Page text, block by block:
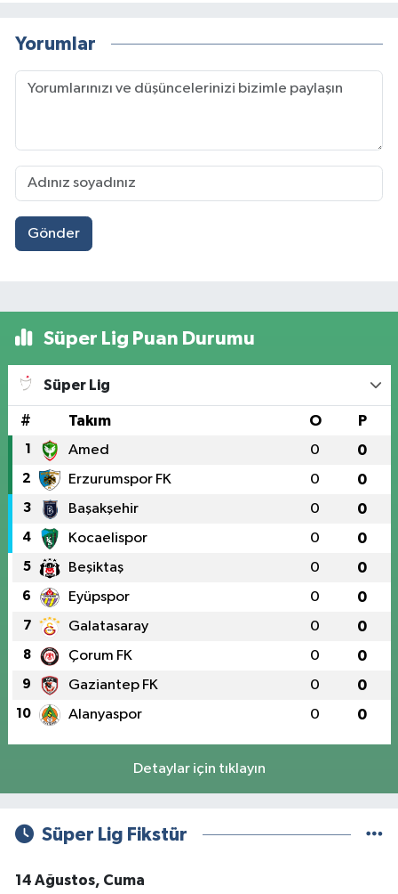
Yorumlar
Gönder
Süper Lig Puan Durumu
Süper Lig
# Takım O P
1 Amed 0 0
2 Erzurumspor FK 0 0
3 Başakşehir 0 0
4 Kocaelispor 0 0
5 Beşiktaş 0 0
6 Eyüpspor 0 0
7 Galatasaray 0 0
8 Çorum FK 0 0
9 Gaziantep FK 0 0
10 Alanyaspor 0 0
Detaylar için tıklayın
Süper Lig Fikstür
14 Ağustos, Cuma